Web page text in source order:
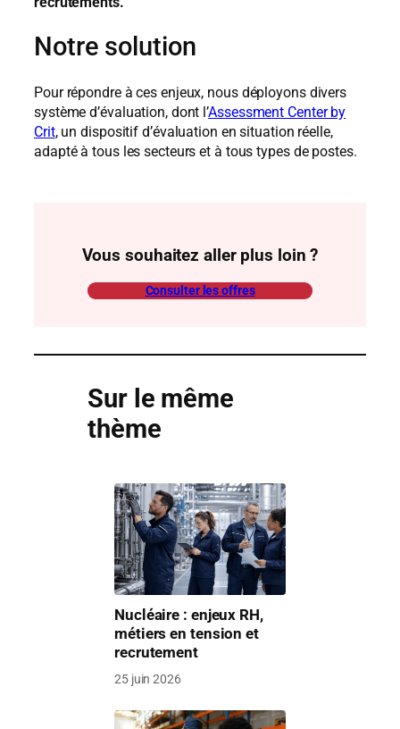
Notre solution
Pour répondre à ces enjeux, nous déployons divers
système d’évaluation, dont l’Assessment Center by
Crit, un dispositif d’évaluation en situation réelle,
adapté à tous les secteurs et à tous types de postes.
Vous souhaitez aller plus loin ?
Consulter les offres
Sur le même
thème
Nucléaire : enjeux RH,
métiers en tension et
recrutement
25 juin 2026